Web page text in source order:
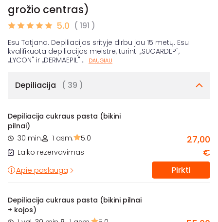
grožio centras)
5.0 ( 191 )
Esu Tatjana. Depiliacijos srityje dirbu jau 15 metų. Esu
kvalifikuota depiliacijos meistrė, turinti ,,SUGARDEP",
,,LYCON" ir ,,DERMAEPIL"... DAUGIAU
Depiliacija ( 39 )
Depiliacija cukraus pasta (bikini
pilnai)
30 min.
1 asm.
5.0
Laiko rezervavimas
27,00
€
Apie paslaugą Pirkti
Depiliacija cukraus pasta (bikini pilnai
+ kojos)